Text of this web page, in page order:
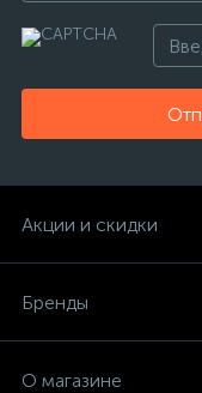
Акции и скидки
Бренды
О магазине